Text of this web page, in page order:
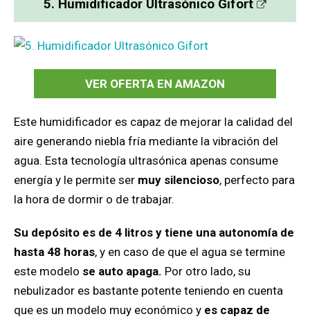
5. Humidificador Ultrasónico Gifort
VER OFERTA EN AMAZON
Este humidificador es capaz de mejorar la calidad del
aire generando niebla fría mediante la vibración del
agua. Esta tecnología ultrasónica apenas consume
energía y le permite ser muy silencioso, perfecto para
la hora de dormir o de trabajar.
Su depósito es de 4 litros y tiene una autonomía de
hasta 48 horas, y en caso de que el agua se termine
este modelo se auto apaga. Por otro lado, su
nebulizador es bastante potente teniendo en cuenta
que es un modelo muy económico y es capaz de